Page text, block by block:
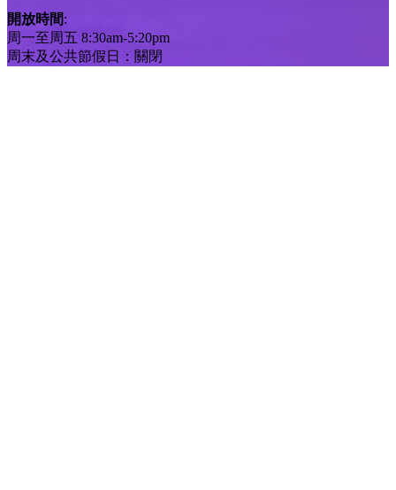
開放時間:
周一至周五 8:30am-5:20pm
周末及公共節假日：關閉